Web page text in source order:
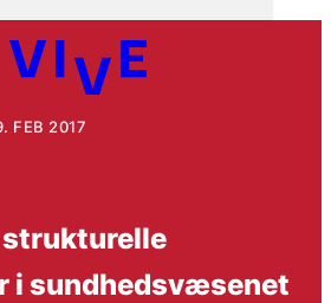
FEB 2017
strukturelle
i sundhedsvæsenet